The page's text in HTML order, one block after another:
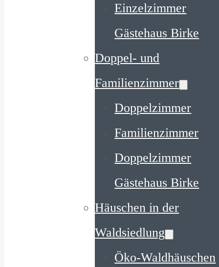
Einzelzimmer
Gästehaus Birke
Doppel- und
Familienzimmer
Doppelzimmer
Familienzimmer
Doppelzimmer
Gästehaus Birke
Häuschen in der
Waldsiedlung
Öko-Waldhäuschen